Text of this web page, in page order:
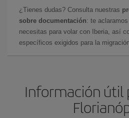
¿Tienes dudas? Consulta nuestras
sobre documentación: te
necesitas para volar con Iberia, así
específicos exigidos para la
Información útil